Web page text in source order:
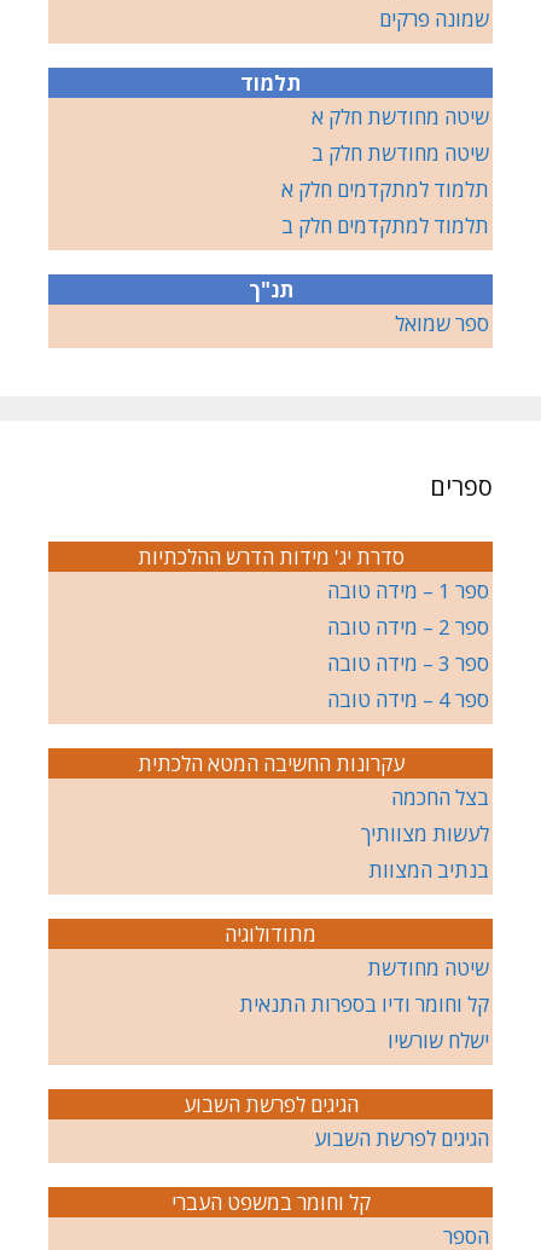
שמונה פרקים
תלמוד
שיטה מחודשת חלק א
שיטה מחודשת חלק ב
תלמוד למתקדמים חלק א
תלמוד למתקדמים חלק ב
תנ"ך
ספר שמואל
ספרים
סדרת יג' מידות הדרש ההלכתיות
ספר 1 – מידה טובה
ספר 2 – מידה טובה
ספר 3 – מידה טובה
ספר 4 – מידה טובה
עקרונות החשיבה המטא הלכתית
בצל החכמה
לעשות מצוותיך
בנתיב המצוות
מתודולוגיה
שיטה מחודשת
קל וחומר ודיו בספרות התנאית
ישלח שורשיו
הגיגים לפרשת השבוע
הגיגים לפרשת השבוע
קל וחומר במשפט העברי
הספר